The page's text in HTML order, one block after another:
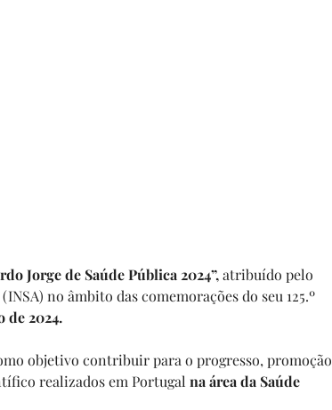
Jorge de Saúde Pública 2024”, atribuído pelo
no âmbito das comemorações do seu 125.º
de 2024.
objetivo contribuir para o progresso, promoção
realizados em Portugal na área da Saúde